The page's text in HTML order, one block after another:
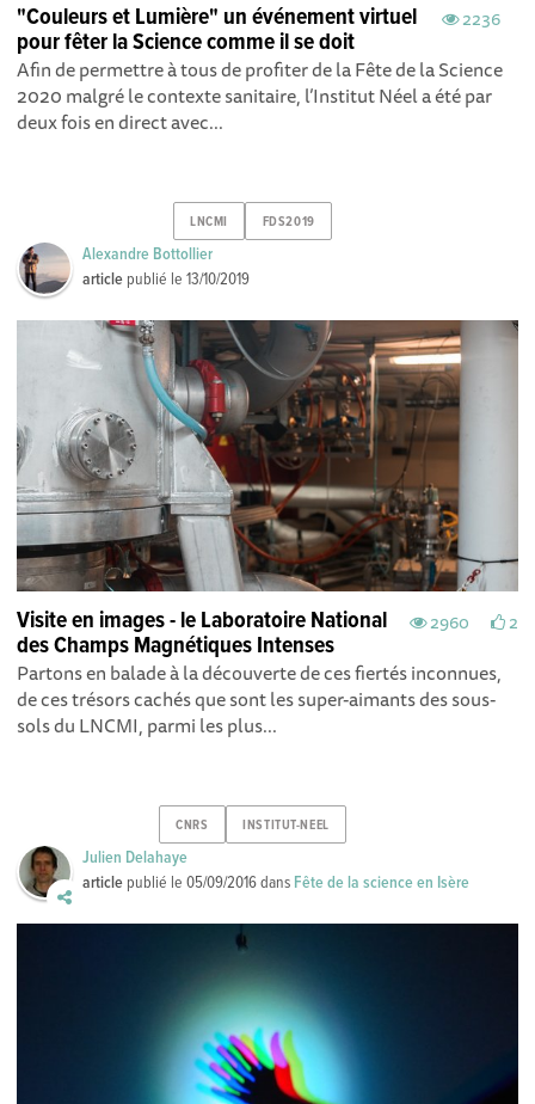
2236
"Couleurs et Lumière" un événement virtuel
pour fêter la Science comme il se doit
Afin de permettre à tous de profiter de la Fête de la Science
2020 malgré le contexte sanitaire, l’Institut Néel a été par
deux fois en direct avec...
LNCMI FDS2019
Alexandre Bottollier
article publié le13/10/2019
2960 2
Visite en images - le Laboratoire National
des Champs Magnétiques Intenses
Partons en balade à la découverte de ces fiertés inconnues,
de ces trésors cachés que sont les super-aimants des sous-
sols du LNCMI, parmi les plus...
CNRS INSTITUT-NEEL
Julien Delahaye
article publié le05/09/2016dans Fête de la science en Isère